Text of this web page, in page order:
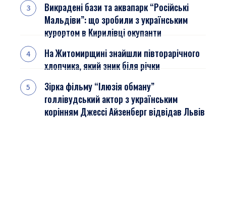
Викрадені бази та аквапарк “Російські
Мальдіви”: що зробили з українським
курортом в Кирилівці окупанти
На Житомирщині знайшли півторарічного
хлопчика, який зник біля річки
Зірка фільму “Ілюзія обману”
голлівудський актор з українським
корінням Джессі Айзенберг відвідав Львів